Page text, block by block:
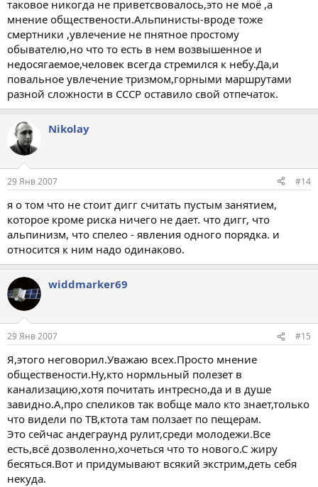
двойные стандарты?
таковое никогда не приветсвовалось,это не моё ,а
мнение обществености.Альпинисты-вроде тоже
смертники ,увлечение не пнятное простому
обывателю,но что то есть в нем возвышенное и
недосягаемое,человек всегда стремился к небу.Да,и
повальное увлечение тризмом,горными маршрутами
разной сложности в СССР оставило свой отпечаток.
Nikolay
29 Янв 2007 #14
я о том что не стоит дигг считать пустым занятием,
которое кроме риска ничего не дает. что дигг, что
альпинизм, что спелео - явления одного порядка. и
относится к ним надо одинаково.
widdmarker69
29 Янв 2007 #15
Я,этого неговорил.Уважаю всех.Просто мнение
обществености.Ну,кто нормльный полезет в
канализацию,хотя почитать интресно,да и в душе
завидно.А,про спеликов так вобще мало кто знает,только
что видели по ТВ,ктота там ползает по пещерам.
Это сейчас андеграунд рулит,среди молодежи.Все
есть,всё дозволенно,хочеться что то нового.С жиру
бесяться.Вот и придумывают всякий экстрим,деть себя
некуда.